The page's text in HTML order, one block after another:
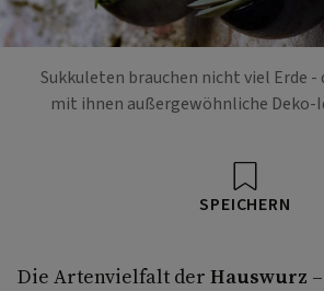
Sukkuleten brauchen nicht viel Erde
mit ihnen außergewöhnliche Deko-
SPEICHERN
Die Artenvielfalt der Hauswurz